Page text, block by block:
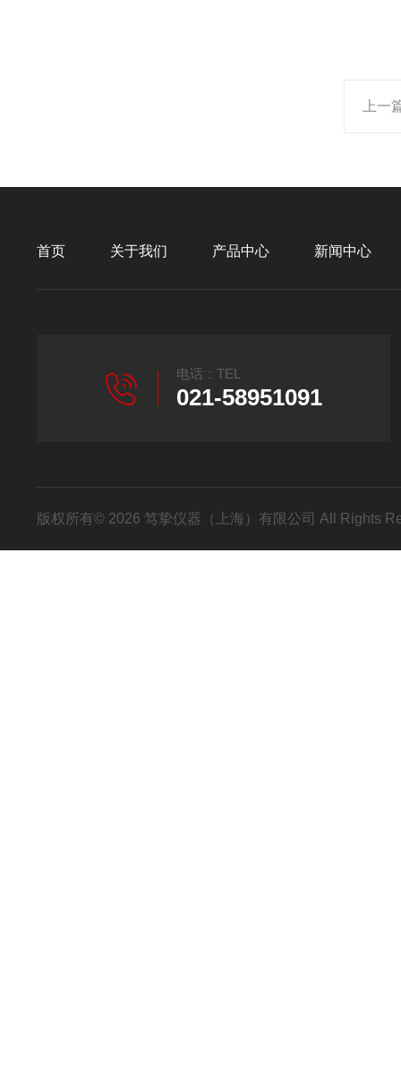
上一
首页 关于我们 产品中心 新闻中心
电话：TEL
021-58951091
版权所有© 2026 笃挚仪器（上海）有限公司 All Rights